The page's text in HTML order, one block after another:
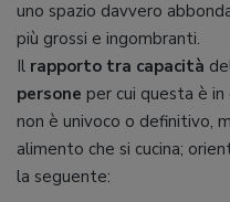
uno spazio davvero
più grossi e ingombranti.
Il rapporto tra capacità
persone per cui questa è
non è univoco o definitivo,
alimento che si cucina;
la seguente: